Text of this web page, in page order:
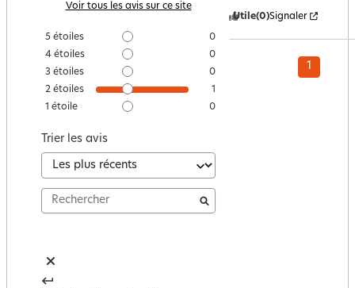
Voir tous les avis sur ce site
5 étoiles
0
4 étoiles
0
3 étoiles
0
2 étoiles
1
1 étoile 0
Trier les avis
Utile(0)Signaler
1